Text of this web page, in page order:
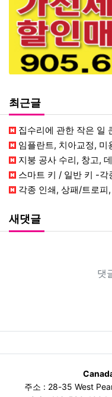
최근글
집수리에 관한 작은 일 큰일 긴
임플란트, 치아교정, 미용치료/
지붕 공사 수리, 창고, 데크, 펜
스마트 키 / 일반 키 -각종 키
각종 인쇄, 상패/트로피,
새댓글
댓
주소 : 28-35 West